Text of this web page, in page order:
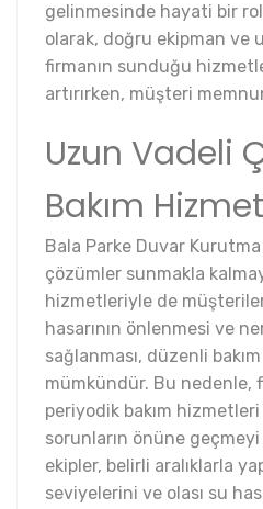
gelinmesinde hayati bir
olarak, doğru ekipman ve
firmanın sunduğu
artırırken, müşteri
Uzun Vadeli
Bakım
Bala Parke Duvar Kurutma
çözümler sunmakla
hizmetleriyle de
hasarının önlenmesi ve
sağlanması, düzenli
mümkündür. Bu nedenle,
periyodik bakım hizmetleri
sorunların önüne
ekipler, belirli aralıklarla
seviyelerini ve olası su